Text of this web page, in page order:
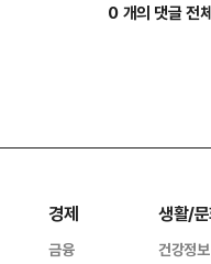
0 개의 댓글 전
경제
금융
생활/
건강정보